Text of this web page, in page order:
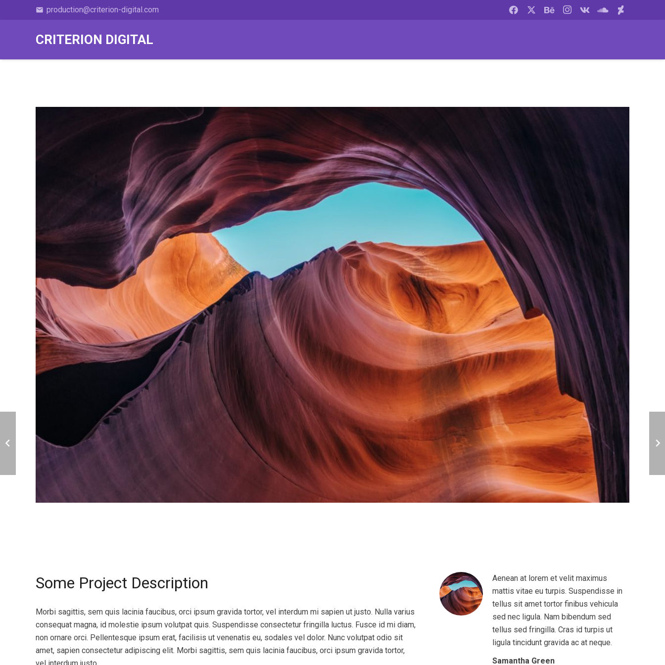
email production@criterion-digital.com
CRITERION DIGITAL
Some Project Description
Morbi sagittis, sem quis lacinia faucibus, orci ipsum gravida tortor, vel interdum mi sapien ut justo. Nulla varius
consequat magna, id molestie ipsum volutpat quis. Suspendisse consectetur fringilla luctus. Fusce id mi diam,
non ornare orci. Pellentesque ipsum erat, facilisis ut venenatis eu, sodales vel dolor. Nunc volutpat odio sit
amet, sapien consectetur adipiscing elit. Morbi sagittis, sem quis lacinia faucibus, orci ipsum gravida tortor,
Aenean at lorem et velit maximus
mattis vitae eu turpis. Suspendisse in
tellus sit amet tortor finibus vehicula
sed nec ligula. Nam bibendum sed
tellus sed fringilla. Cras id turpis ut
ligula tincidunt gravida ac at neque.
Samantha Green